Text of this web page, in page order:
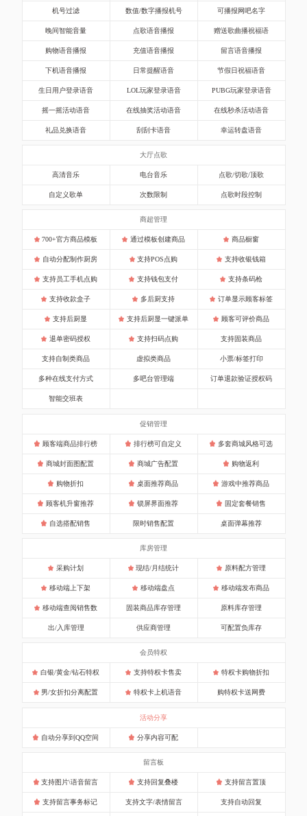
机号过滤 数值/数字播报机号 可播报网吧名字
晚间智能音量 点歌语音播报 赠送歌曲播祝福语
购物语音播报 充值语音播报 留言语音播报
下机语音播报 日常提醒语音 节假日祝福语音
生日用户登录语音 LOL玩家登录语音 PUBG玩家登录语音
摇一摇活动语音 在线抽奖活动语音 在线秒杀活动语音
礼品兑换语音 刮刮卡语音 幸运转盘语音
大厅点歌
高清音乐 电台音乐 点歌/切歌/顶歌
自定义歌单 次数限制 点歌时段控制
商超管理
700+官方商品模板 通过模板创建商品 商品橱窗
自动分配制作厨房 支持POS点购 支持收银钱箱
支持员工手机点购 支持钱包支付 支持条码枪
支持收款盒子 多后厨支持 订单显示顾客标签
支持后厨显 支持后厨显一键派单 顾客可评价商品
退单密码授权 支持扫码点购 支持固装商品
支持自制类商品 虚拟类商品 小票/标签打印
多种在线支付方式 多吧台管理端 订单退款验证授权码
智能交班表
促销管理
顾客端商品排行榜 排行榜可自定义 多套商城风格可选
商城封面图配置 商城广告配置 购物返利
购物折扣 桌面推荐商品 游戏中推荐商品
顾客机升窗推荐 锁屏界面推荐 固定套餐销售
自选搭配销售 限时销售配置 桌面弹幕推荐
库房管理
采购计划 现结/月结统计 原料配方管理
移动端上下架 移动端盘点 移动端发布商品
移动端查阅销售数 固装商品库存管理 原料库存管理
出/入库管理 供应商管理 可配置负库存
会员特权
白银/黄金/钻石特权 支持特权卡售卖 特权卡购物折扣
男/女折扣分离配置 特权卡上机语音 购特权卡送网费
活动分享
自动分享到QQ空间 分享内容可配
留言板
支持图片\语音留言 支持回复叠楼 支持留言置顶
支持留言事务标记 支持文字/表情留言 支持自动回复